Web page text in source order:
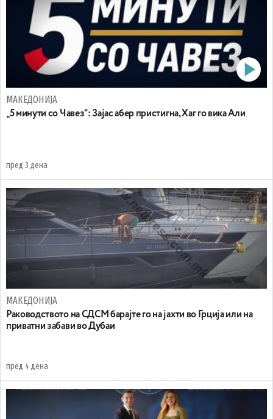
МАКЕДОНИЈА
„5 минути со Чавез“: Зајас абер пристигна, Хаг го вика Али
пред 3 дена
МАКЕДОНИЈА
Раководството на СДСМ барајте го на јахти во Грција или на
приватни забави во Дубаи
пред 4 дена